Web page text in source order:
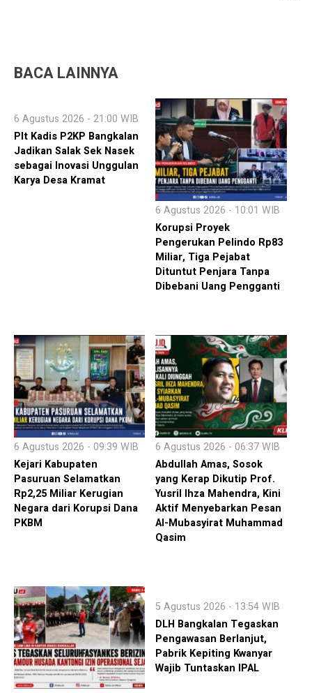
BACA LAINNYA
6 Agustus 2026 - 21:00 WIB
Plt Kadis P2KP Bangkalan
Jadikan Salak Sek Nasek
sebagai Inovasi Unggulan
Karya Desa Kramat
6 Agustus 2026 - 10:01 WIB
Korupsi Proyek
Pengerukan Pelindo Rp83
Miliar, Tiga Pejabat
Dituntut Penjara Tanpa
Dibebani Uang Pengganti
6 Agustus 2026 - 09:39 WIB
Kejari Kabupaten
Pasuruan Selamatkan
Rp2,25 Miliar Kerugian
Negara dari Korupsi Dana
PKBM
6 Agustus 2026 - 06:37 WIB
Abdullah Amas, Sosok
yang Kerap Dikutip Prof.
Yusril Ihza Mahendra, Kini
Aktif Menyebarkan Pesan
Al-Mubasyirat Muhammad
Qasim
5 Agustus 2026 - 13:54 WIB
DLH Bangkalan Tegaskan
Pengawasan Berlanjut,
Pabrik Kepiting Kwanyar
Wajib Tuntaskan IPAL